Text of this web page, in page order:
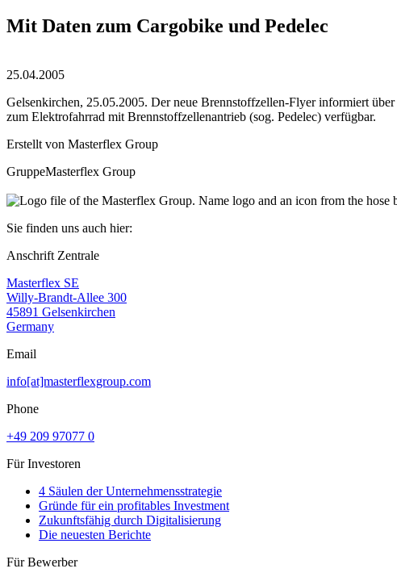
Mit Daten zum Cargobike und Pedelec
25.04.2005
Gelsenkirchen, 25.05.2005. Der neue Brennstoffzellen-Flyer informiert
zum Elektrofahrrad mit Brennstoffzellenantrieb (sog. Pedelec) verfügbar.
Erstellt von Masterflex Group
GruppeMasterflex Group
Sie finden uns auch hier:
Anschrift Zentrale
Masterflex SE
Willy-Brandt-Allee 300
45891 Gelsenkirchen
Germany
Email
info[at]masterflexgroup.com
Phone
+49 209 97077 0
Für Investoren
4 Säulen der Unternehmensstrategie
Gründe für ein profitables Investment
Zukunftsfähig durch Digitalisierung
Die neuesten Berichte
Für Bewerber